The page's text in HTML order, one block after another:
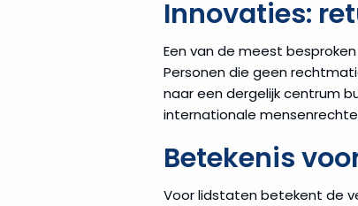
Innovaties:
Een van de meest
Personen die geen
naar een dergelijk centrum
internationale
Betekenis
Voor lidstaten betekent de